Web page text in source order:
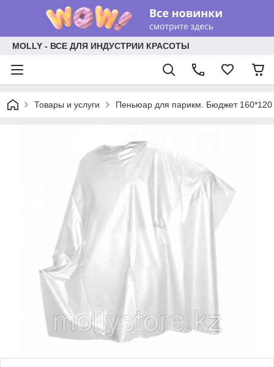
MOLLY - ВСЕ ДЛЯ ИНДУСТРИИ КРАСОТЫ
Товары и услуги Пеньюар для парикм. Бюджет 160*120